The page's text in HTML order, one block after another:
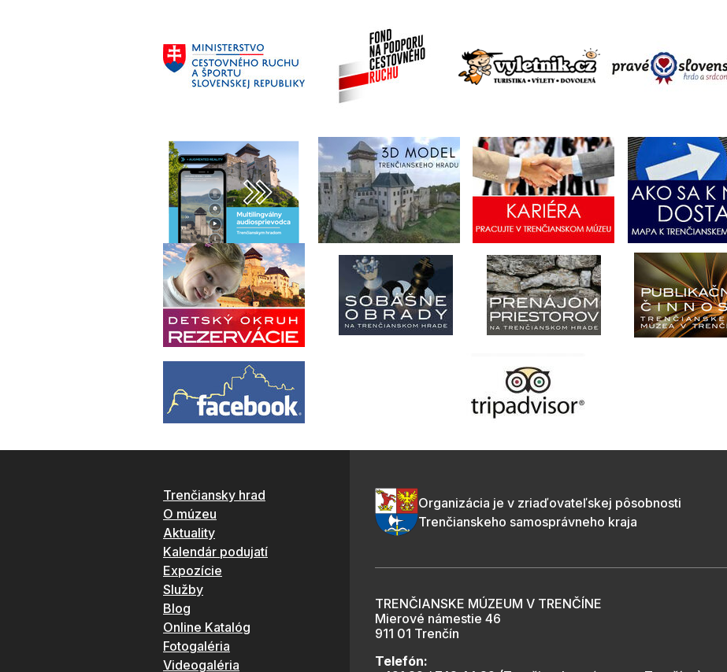
Trenčiansky hrad
O múzeu
Aktuality
Kalendár podujatí
Expozície
Služby
Blog
Online Katalóg
Fotogaléria
Videogaléria
Organizácia je v zriaďovateľskej pôsobnosti
Trenčianskeho samosprávneho kraja
TRENČIANSKE MÚZEUM V TRENČÍNE
Mierové námestie 46
911 01 Trenčín
Telefón: